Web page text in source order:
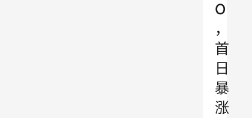
O
，
首
日
暴
涨